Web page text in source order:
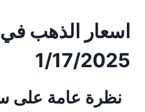
اسعار الذهب في
1/17/2025
نظرة عامة على